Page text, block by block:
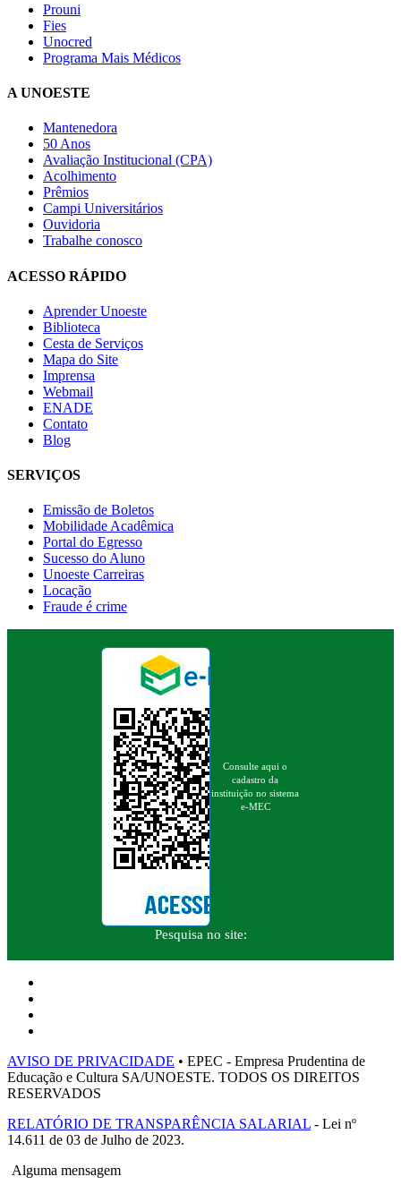
Prouni
Fies
Unocred
Programa Mais Médicos
A UNOESTE
Mantenedora
50 Anos
Avaliação Institucional (CPA)
Acolhimento
Prêmios
Campi Universitários
Ouvidoria
Trabalhe conosco
ACESSO RÁPIDO
Aprender Unoeste
Biblioteca
Cesta de Serviços
Mapa do Site
Imprensa
Webmail
ENADE
Contato
Blog
SERVIÇOS
Emissão de Boletos
Mobilidade Acadêmica
Portal do Egresso
Sucesso do Aluno
Unoeste Carreiras
Locação
Fraude é crime
Consulte aqui o
cadastro da
instituição no sistema
e-MEC
Pesquisa no site:
AVISO DE PRIVACIDADE • EPEC - Empresa Prudentina de
Educação e Cultura SA/UNOESTE. TODOS OS DIREITOS
RESERVADOS
RELATÓRIO DE TRANSPARÊNCIA SALARIAL - Lei nº
14.611 de 03 de Julho de 2023.
Alguma mensagem